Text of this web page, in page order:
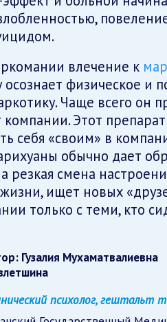
влечение к
осознает физическое и
Чаще всего он
компании. Этот
себя «своим» в
обычно дает
резкая смена
ищет новых
только с теми, кто
Гузалия Мухаматвалиевна
психолог, гештальт